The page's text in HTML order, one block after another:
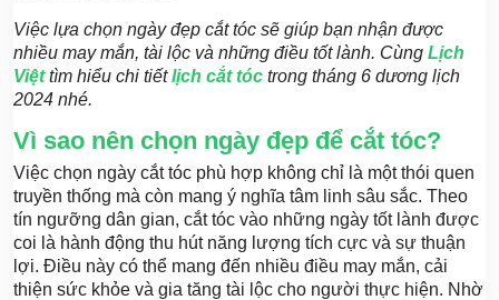
Việc lựa chọn ngày đẹp cắt tóc sẽ giúp bạn nhận được
nhiều may mắn, tài lộc và những điều tốt lành. Cùng Lịch
Việttìm hiểu chi tiếtlịch cắt tóc trong tháng 6 dương lịch
2024 nhé.
Vì sao nên chọn ngày đẹp để cắt tóc?
Việc chọn ngày cắt tóc phù hợp không chỉ là một thói quen
truyền thống mà còn mang ý nghĩa tâm linh sâu sắc. Theo
tín ngưỡng dân gian, cắt tóc vào những ngày tốt lành được
coi là hành động thu hút năng lượng tích cực và sự thuận
lợi. Điều này có thể mang đến nhiều điều may mắn, cải
thiện sức khỏe và gia tăng tài lộc cho người thực hiện. Nhờ